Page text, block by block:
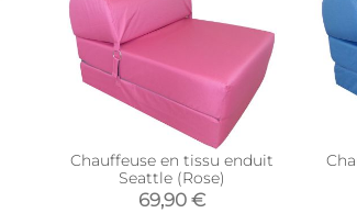
Chauffeuse en tissu enduit
Seattle (Rose)
69,90 €